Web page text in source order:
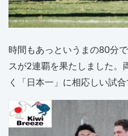
時間もあっというまの80分
スが2連覇を果たしました。
く「日本一」に相応しい試合